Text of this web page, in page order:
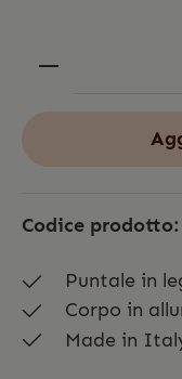
Codice prodotto:
Puntale in
Corpo in
Made in